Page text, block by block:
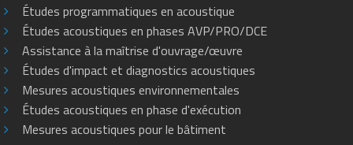
Études programmatiques en acoustique
Études acoustiques en phases AVP/PRO/DCE
Assistance à la maîtrise d'ouvrage/œuvre
Études d'impact et diagnostics acoustiques
Mesures acoustiques environnementales
Études acoustiques en phase d'exécution
Mesures acoustiques pour le bâtiment